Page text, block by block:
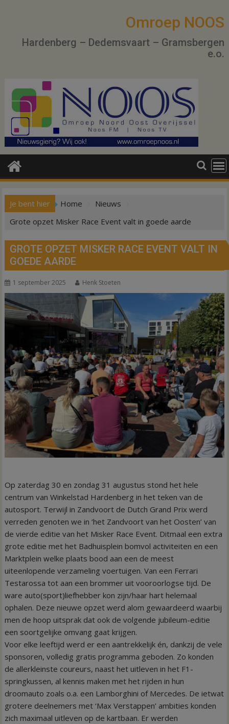
Omroep NOOS
Hardenberg – Dedemsvaart – Gramsbergen
e.o.
Je bent hier Home
Nieuws
Grote opzet Misker Race Event valt in goede aarde
GROTE OPZET MISKER RACE EVENT VALT IN
GOEDE AARDE
1 september 2025 Henk Stoeten
Op zaterdag 30 en zondag 31 augustus stond het hele
centrum van Winkelstad Hardenberg in het teken van de
autosport. Terwijl in Zandvoort de Dutch Grand Prix werd
verreden genoten we in ‘het Zandvoort van het Oosten’ van
de vierde editie van het Misker Race Event. Ditmaal een extra
grote editie met het Badhuisplein bomvol activiteiten en een
Marktplein welke plaats bood aan een de meest
uiteenlopende verzameling voertuigen. Van een Ferrari
Testarossa tot aan een brommer uit vooroorlogse tijd. De
ware auto(sport)liefhebber kon zijn/haar hart helemaal
ophalen. Deze nieuwe opzet werd alom gewaardeerd waarbij
men de hoop uitsprak dat ook de volgende jubileum-editie
een soortgelijke omvang gaat krijgen.
Voor elke leeftijd werd er een aantrekkelijk én, dankzij de vele
sponsoren, volledig gratis programma geboden. Zo konden
de allerkleinste coureurs, naast het uitleven in het F1-
springkussen, al kennis maken met het rijden in hun
droomauto zoals o.a. een Lamborghini of Mercedes. De ietwat
grotere deelnemers met ‘Max Verstappen’ ambities konden
zich maximaal uitleven op de kartbaan. Er werden